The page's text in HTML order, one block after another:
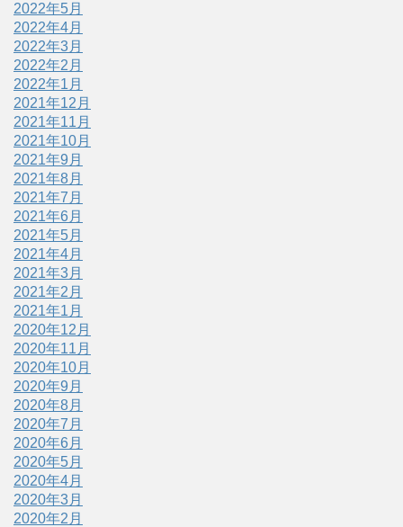
2022年5月
2022年4月
2022年3月
2022年2月
2022年1月
2021年12月
2021年11月
2021年10月
2021年9月
2021年8月
2021年7月
2021年6月
2021年5月
2021年4月
2021年3月
2021年2月
2021年1月
2020年12月
2020年11月
2020年10月
2020年9月
2020年8月
2020年7月
2020年6月
2020年5月
2020年4月
2020年3月
2020年2月